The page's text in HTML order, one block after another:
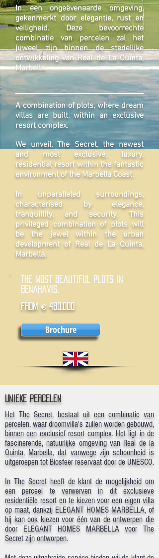
In een ongeëvenaarde omgeving,
gekenmerkt door elegantie, rust en
veiligheid. Deze bevoorrechte
combinatie van percelen zal het
juweel zijn binnen de stedelijke
ontwikkeling van Real de La Quinta,
Marbella.
A combination of plots, where dream
villas are built, within an exclusive
resort complex.
We unveil, The Secret, the newest
and most exclusive, luxury,
residential resort within the fantastic
environment of the Marbella Coast.
In unparalleled surroundings,
characterised by elegance,
tranquillity, and security. This
privileged combination of plots will
be the jewel within the urban
development of Real de La Quinta,
Marbella.
The most beautiful plots in
Benahavis.
FROM € 480.000
Brochure
UNIEKE PERCELEN
Het The Secret, bestaat uit een combinatie van
percelen, waar droomvilla's zullen worden gebouwd,
binnen een exclusief resort complex. Het ligt in de
fascinerende, natuurlijke omgeving van Real de la
Quinta, Marbella, dat vanwege zijn schoonheid is
uitgeroepen tot Biosfeer reservaat door de UNESCO.
In The Secret heeft de klant de mogelijkheid om
een perceel te verwerven in dit exclusieve
residentiële resort en te kiezen voor een eigen villa
op maat, dankzij ELEGANT HOMES MARBELLA, of
hij kan ook kiezen voor één van de ontwerpen die
door ELEGANT HOMES MARBELLA voor The
Secret zijn ontworpen.